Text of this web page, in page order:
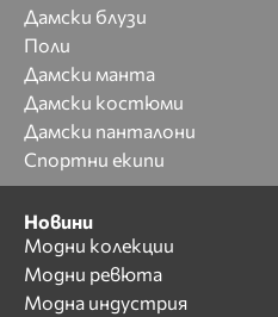
Дамски блузи
Поли
Дамски манта
Дамски костюми
Дамски панталони
Спортни екипи
Новини
Модни колекции
Модни ревюта
Модна индустрия